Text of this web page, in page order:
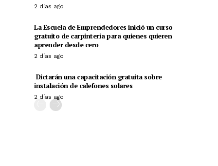
2 días ago
La Escuela de Emprendedores inició un curso
gratuito de carpintería para quienes quieren
aprender desde cero
2 días ago
Dictarán una capacitación gratuita sobre
instalación de calefones solares
2 días ago